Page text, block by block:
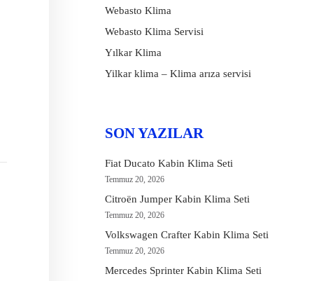
Webasto Klima
Webasto Klima Servisi
Yılkar Klima
Yilkar klima – Klima arıza servisi
SON YAZILAR
Fiat Ducato Kabin Klima Seti
Temmuz 20, 2026
Citroën Jumper Kabin Klima Seti
Temmuz 20, 2026
Volkswagen Crafter Kabin Klima Seti
Temmuz 20, 2026
Mercedes Sprinter Kabin Klima Seti